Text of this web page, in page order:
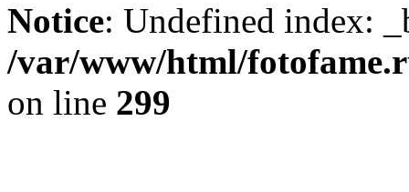
Notice: Undefined index:
/var/www/html/
on line 299